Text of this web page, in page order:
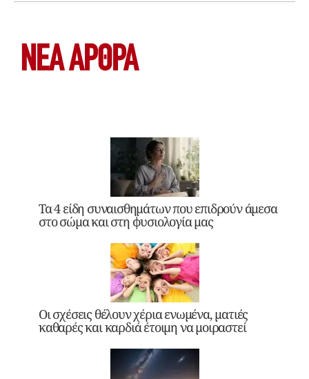
ΝΕΑ ΆΡΘΡΑ
Τα 4 είδη συναισθημάτων που επιδρούν άμεσα
στο σώμα και στη φυσιολογία μας
Οι σχέσεις θέλουν χέρια ενωμένα, ματιές
καθαρές και καρδιά έτοιμη να μοιραστεί